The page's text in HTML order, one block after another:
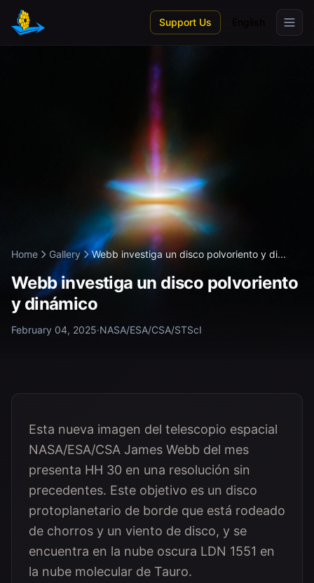
Skip to main content
Support Us
Home Gallery Webb investiga un disco polvoriento y di...
Webb investiga un disco polvoriento
y dinámico
February 04, 2025·NASA/ESA/CSA/STScI
Esta nueva imagen del telescopio espacial
NASA/ESA/CSA James Webb del mes
presenta HH 30 en una resolución sin
precedentes. Este objetivo es un disco
protoplanetario de borde que está rodeado
de chorros y un viento de disco, y se
encuentra en la nube oscura LDN 1551 en
la nube molecular de Tauro.